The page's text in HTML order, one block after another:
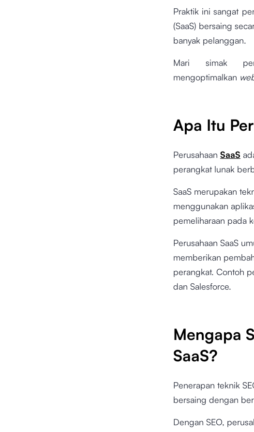
Praktik ini sangat
(SaaS) bersaing
banyak pelanggan.
Mari simak
mengoptimalkan
Apa Itu
Perusahaan SaaS
perangkat lunak
SaaS merupakan
menggunakan
pemeliharaan pada
Perusahaan SaaS
memberikan
perangkat. Contoh
dan Salesforce.
Mengapa
SaaS?
Penerapan teknik
bersaing dengan
Dengan SEO,